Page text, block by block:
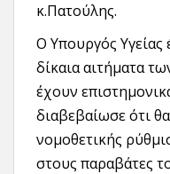
κ.Πατούλης.
Ο Υπουργός Υγείας
δίκαια αιτήματα
έχουν
διαβεβαίωσε ότι
νομοθετικής
στους παραβάτες